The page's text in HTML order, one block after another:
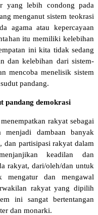
yang lebih condong pada
menganut sistem teokrasi
agama atau kepercayaan
itu memiliki kelebihan
ini kita tidak sedang
dan kelebihan dari sistem-
mencoba menelisik sistem
pandang.
pandang demokrasi
rakyat sebagai
menjadi dambaan banyak
dan partisipasi rakyat dalam
keadilan dan
rakyat, dari/oleh/dan untuk
dan mengawal
rakyat yang dipilih
ini sangat bertentangan
dan monarki.